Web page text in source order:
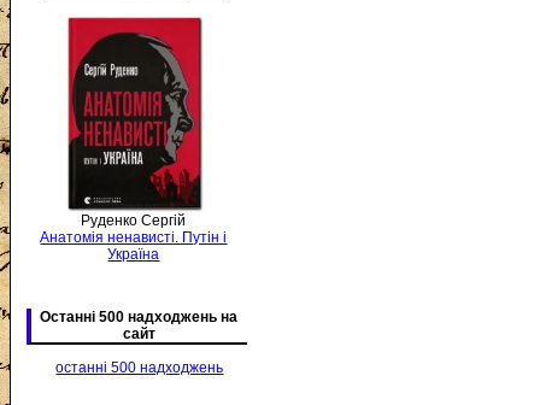
Руденко Сергій
Анатомія ненависті. Путін і
Україна
Останні 500 надходжень на
сайт
останні 500 надходжень